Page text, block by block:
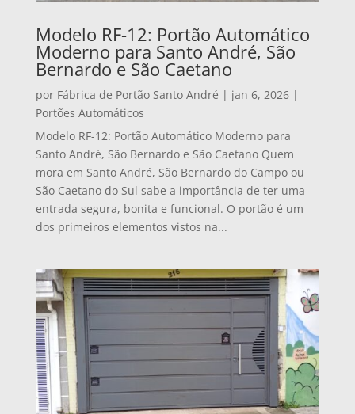
Modelo RF-12: Portão Automático
Moderno para Santo André, São
Bernardo e São Caetano
por Fábrica de Portão Santo André | jan 6, 2026|
Portões Automáticos
Modelo RF-12: Portão Automático Moderno para
Santo André, São Bernardo e São Caetano Quem
mora em Santo André, São Bernardo do Campo ou
São Caetano do Sul sabe a importância de ter uma
entrada segura, bonita e funcional. O portão é um
dos primeiros elementos vistos na...